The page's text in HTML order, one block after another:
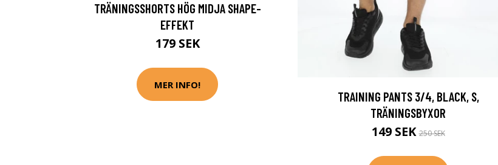
TRÄNINGSSHORTS HÖG MIDJA SHAPE-
EFFEKT
179 SEK
MER INFO!
TRAINING PANTS 3/4, BLACK, S,
TRÄNINGSBYXOR
149 SEK250 SEK